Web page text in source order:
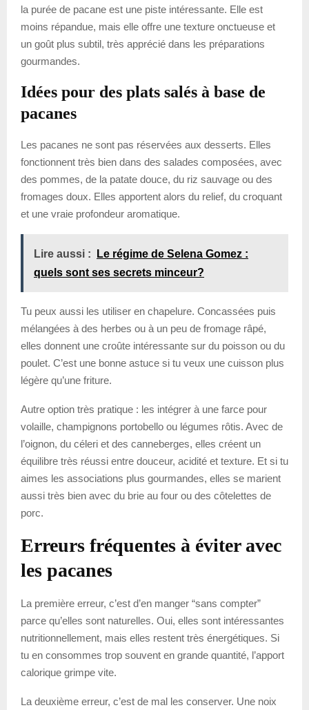
la purée de pacane est une piste intéressante. Elle est
moins répandue, mais elle offre une texture onctueuse et
un goût plus subtil, très apprécié dans les préparations
gourmandes.
Idées pour des plats salés à base de
pacanes
Les pacanes ne sont pas réservées aux desserts. Elles
fonctionnent très bien dans des salades composées, avec
des pommes, de la patate douce, du riz sauvage ou des
fromages doux. Elles apportent alors du relief, du croquant
et une vraie profondeur aromatique.
Lire aussi :
Le régime de Selena Gomez :
quels sont ses secrets minceur?
Tu peux aussi les utiliser en chapelure. Concassées puis
mélangées à des herbes ou à un peu de fromage râpé,
elles donnent une croûte intéressante sur du poisson ou du
poulet. C’est une bonne astuce si tu veux une cuisson plus
légère qu’une friture.
Autre option très pratique : les intégrer à une farce pour
volaille, champignons portobello ou légumes rôtis. Avec de
l’oignon, du céleri et des canneberges, elles créent un
équilibre très réussi entre douceur, acidité et texture. Et si tu
aimes les associations plus gourmandes, elles se marient
aussi très bien avec du brie au four ou des côtelettes de
porc.
Erreurs fréquentes à éviter avec
les pacanes
La première erreur, c’est d’en manger “sans compter”
parce qu’elles sont naturelles. Oui, elles sont intéressantes
nutritionnellement, mais elles restent très énergétiques. Si
tu en consommes trop souvent en grande quantité, l’apport
calorique grimpe vite.
La deuxième erreur, c’est de mal les conserver. Une noix